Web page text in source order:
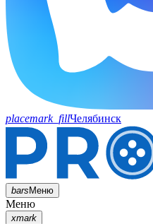
placemark_fillЧелябинск
barsМеню
Меню
xmark